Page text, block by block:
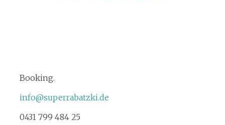
Booking.
info@superrabatzki.de
0431 799 484 25